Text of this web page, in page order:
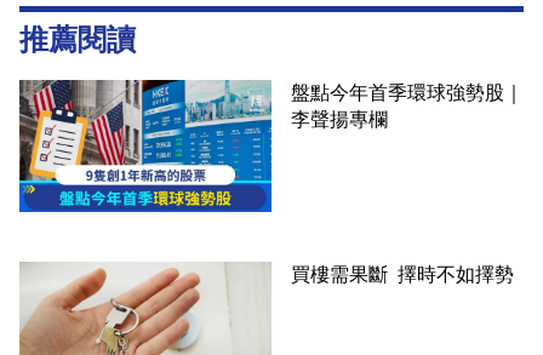
推薦閱讀
盤點今年首季環球強勢股｜
李聲揚專欄
買樓需果斷 擇時不如擇勢